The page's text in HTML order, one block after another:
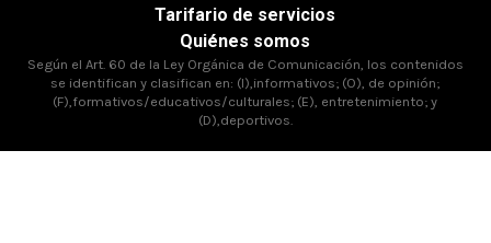
Tarifario de servicios
Quiénes somos
Según el Art. 60 de la Ley Orgánica de Comunicación, los contenidos
se identifican y clasifican en: (I),informativos; (O), de opinión;
(F),formativos/educativos/culturales; (E), entretenimiento; y
(D),deportivos.